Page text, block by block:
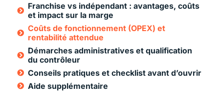
Franchise vs indépendant : avantages, coûts
et impact sur la marge
Coûts de fonctionnement (OPEX) et
rentabilité attendue
Démarches administratives et qualification
du contrôleur
Conseils pratiques et checklist avant d’ouvrir
Aide supplémentaire